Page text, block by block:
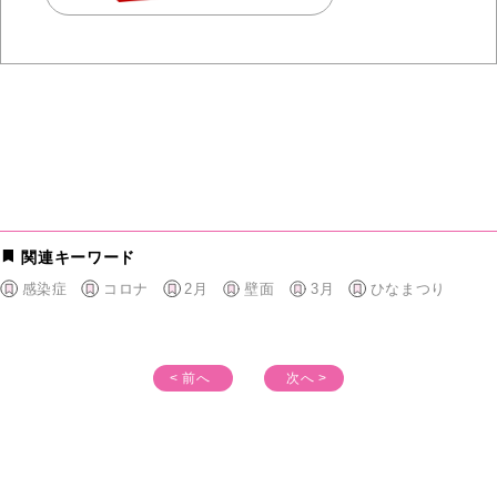
関連キーワード
感染症 コロナ 2月 壁面 3月 ひなまつり
< 前へ 次へ >